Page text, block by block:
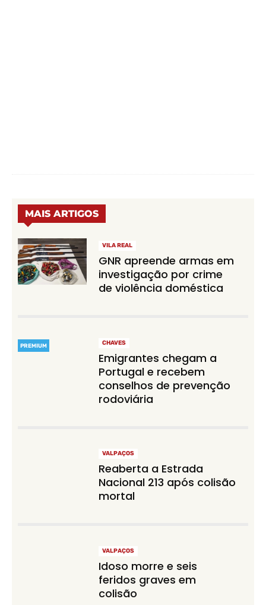
MAIS ARTIGOS
VILA REAL
GNR apreende armas em
investigação por crime
de violência doméstica
PREMIUM CHAVES
Emigrantes chegam a
Portugal e recebem
conselhos de prevenção
rodoviária
VALPAÇOS
Reaberta a Estrada
Nacional 213 após colisão
mortal
VALPAÇOS
Idoso morre e seis
feridos graves em
colisão